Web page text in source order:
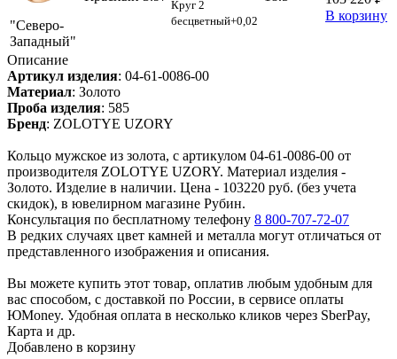
"Северо-
Западный"
Круг 2
бесцветный+0,02
В корзину
Описание
Артикул изделия: 04-61-0086-00
Материал: Золото
Проба изделия: 585
Бренд: ZOLOTYE UZORY
Кольцо мужское из золота, с артикулом 04-61-0086-00 от
производителя ZOLOTYE UZORY. Материал изделия -
Золото. Изделие в наличии. Цена - 103220 руб. (без учета
скидок), в ювелирном магазине Рубин.
Консультация по бесплатному телефону 8 800-707-72-07
В редких случаях цвет камней и металла могут отличаться от
представленного изображения и описания.
Вы можете купить этот товар, оплатив любым удобным для
вас способом, с доставкой по России, в сервисе оплаты
ЮMoney. Удобная оплата в несколько кликов через SberPay,
Карта и др.
Добавлено в корзину